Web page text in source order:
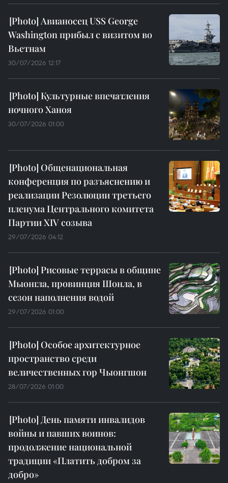
Авианосец USS George
Washington прибыл с визитом во
Вьетнам
30/07/2026 12:17
Культурные впечатления
ночного Ханоя
30/07/2026 01:00
Общенациональная
конференция по разъяснению и
реализации Резолюции третьего
пленума Центрального комитета
Партии XIV созыва
29/07/2026 04:12
Рисовые террасы в общине
Мыонгла, провинция Шонла, в
сезон наполнения водой
29/07/2026 01:00
Особое архитектурное
пространство среди
величественных гор Чыонгшон
28/07/2026 01:00
День памяти инвалидов
войны и павших воинов:
продолжение национальной
традиции «Платить добром за
добро»